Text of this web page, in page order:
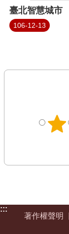
臺北智慧城市
106-12-13
:::
著作權聲明